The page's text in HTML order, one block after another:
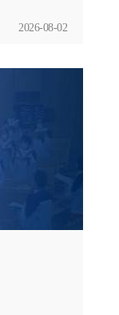
2026-08-02